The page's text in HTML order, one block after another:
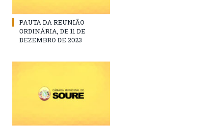
PAUTA DA REUNIÃO
ORDINÁRIA, DE 11 DE
DEZEMBRO DE 2023